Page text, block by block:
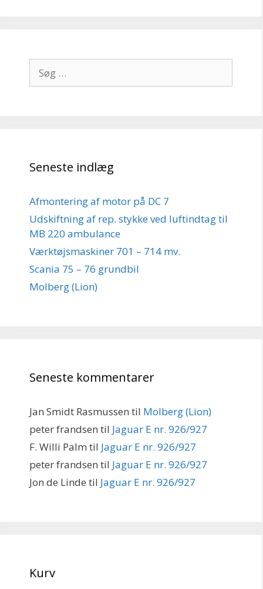
efter:
Seneste indlæg
Afmontering af motor på DC 7
Udskiftning af rep. stykke ved luftindtag til
MB 220 ambulance
Værktøjsmaskiner 701 – 714 mv.
Scania 75 – 76 grundbil
Molberg (Lion)
Seneste kommentarer
Jan Smidt Rasmussen til Molberg (Lion)
peter frandsen til Jaguar E nr. 926/927
F. Willi Palm til Jaguar E nr. 926/927
peter frandsen til Jaguar E nr. 926/927
Jon de Linde til Jaguar E nr. 926/927
Kurv